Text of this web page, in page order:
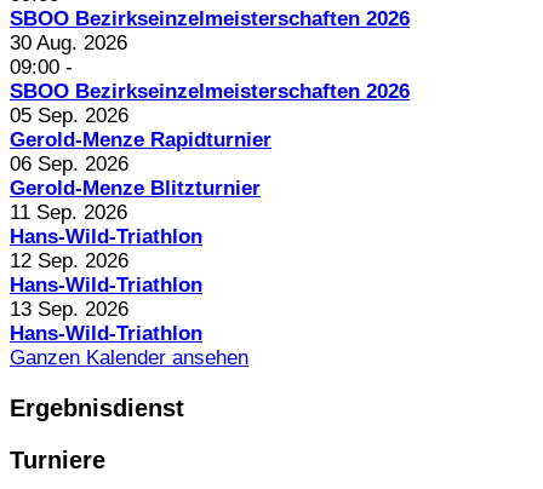
SBOO Bezirkseinzelmeisterschaften 2026
30 Aug. 2026
09:00 -
SBOO Bezirkseinzelmeisterschaften 2026
05 Sep. 2026
Gerold-Menze Rapidturnier
06 Sep. 2026
Gerold-Menze Blitzturnier
11 Sep. 2026
Hans-Wild-Triathlon
12 Sep. 2026
Hans-Wild-Triathlon
13 Sep. 2026
Hans-Wild-Triathlon
Ganzen Kalender ansehen
Ergebnisdienst
Turniere